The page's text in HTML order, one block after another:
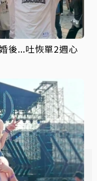
後...吐恢單2週心